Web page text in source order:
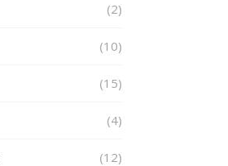
(2)
(10)
(15)
(4)
(12)